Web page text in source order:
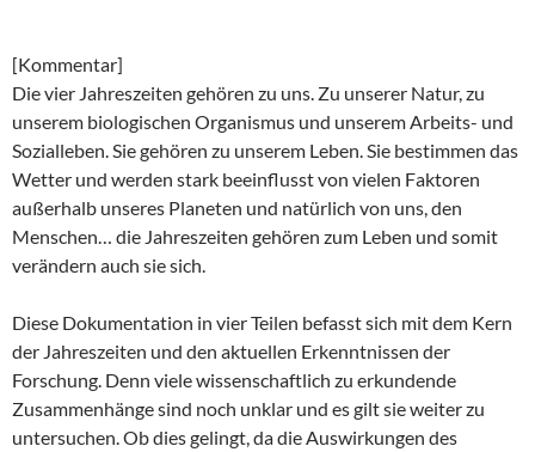
[Kommentar]
Die vier Jahreszeiten gehören zu uns. Zu unserer Natur, zu
unserem biologischen Organismus und unserem Arbeits- und
Sozialleben. Sie gehören zu unserem Leben. Sie bestimmen das
Wetter und werden stark beeinflusst von vielen Faktoren
außerhalb unseres Planeten und natürlich von uns, den
Menschen… die Jahreszeiten gehören zum Leben und somit
verändern auch sie sich.
Diese Dokumentation in vier Teilen befasst sich mit dem Kern
der Jahreszeiten und den aktuellen Erkenntnissen der
Forschung. Denn viele wissenschaftlich zu erkundende
Zusammenhänge sind noch unklar und es gilt sie weiter zu
untersuchen. Ob dies gelingt, da die Auswirkungen des